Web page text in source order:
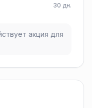
30 дн.
акция для